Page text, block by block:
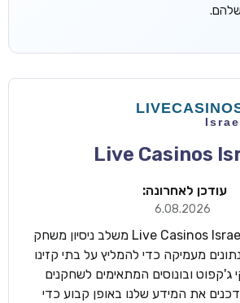
שלהם.
Live Casinos
עודכן לאחרונה:
6.08.2026
צוות העריכה של Live Casinos Israel משלב ניסיון משחק
מעמיקה כדי להמליץ על בתי קזינו
ג'קפוט ובונוסים המתאימים לשחקנים
את המידע שלנו באופן קבוע כדי